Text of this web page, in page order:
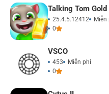
Talking Tom Gold
25.4.5.12412
Miễn
0
VSCO
453
Miễn phí
0